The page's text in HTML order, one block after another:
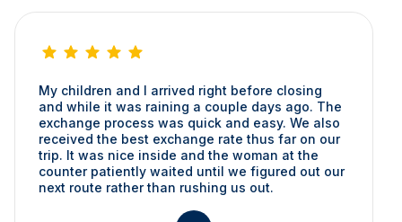
My children and I arrived right before closing
and while it was raining a couple days ago. The
exchange process was quick and easy. We also
received the best exchange rate thus far on our
trip. It was nice inside and the woman at the
counter patiently waited until we figured out our
next route rather than rushing us out.